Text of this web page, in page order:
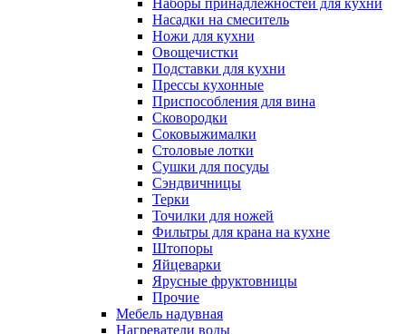
Наборы принадлежностей для кухни
Насадки на смеситель
Ножи для кухни
Овощечистки
Подставки для кухни
Прессы кухонные
Приспособления для вина
Сковородки
Соковыжималки
Столовые лотки
Сушки для посуды
Сэндвичницы
Терки
Точилки для ножей
Фильтры для крана на кухне
Штопоры
Яйцеварки
Ярусные фруктовницы
Прочие
Мебель надувная
Нагреватели воды